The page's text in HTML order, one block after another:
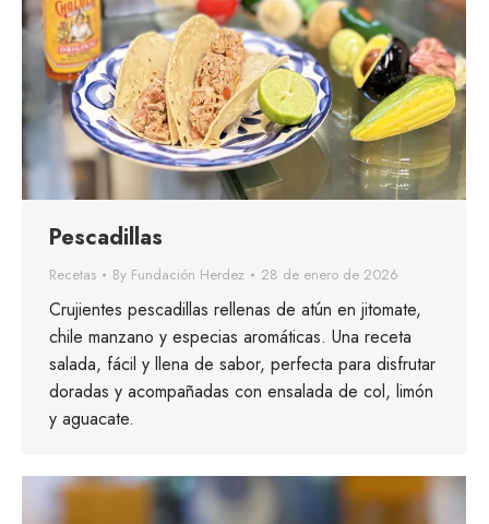
Pescadillas
Recetas By Fundación Herdez 28 de enero de 2026
Crujientes pescadillas rellenas de atún en jitomate,
chile manzano y especias aromáticas. Una receta
salada, fácil y llena de sabor, perfecta para disfrutar
doradas y acompañadas con ensalada de col, limón
y aguacate.